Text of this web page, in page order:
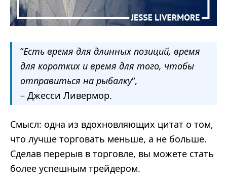
“Есть время для длинных позиций, время
для коротких и время для того, чтобы
отправиться на рыбалку“,
– Джесси Ливермор.
Смысл: одна из вдохновляющих цитат о том,
что лучше торговать меньше, а не больше.
Сделав перерыв в торговле, вы можете стать
более успешным трейдером.